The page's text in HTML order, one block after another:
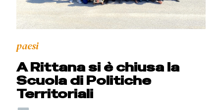
paesi
A Rittana si è chiusa la
Scuola di Politiche
Territoriali